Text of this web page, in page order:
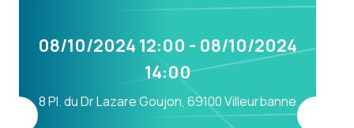
08/10/2024 12:00 - 08/10/2024
14:00
8 Pl. du Dr Lazare Goujon, 69100 Villeurbanne